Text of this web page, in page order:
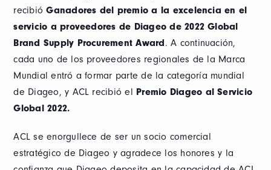
recibióGanadores del premio a la excelencia en el
servicio a proveedores de Diageo de 2022 Global
Brand Supply Procurement Award. A continuación,
cada uno de los proveedores regionales de la Marca
Mundial entró a formar parte de la categoría mundial
de Diageo, y ACL recibió el Premio Diageo al Servicio
Global 2022.
ACL se enorgullece de ser un socio comercial
estratégico de Diageo y agradece los honores y la